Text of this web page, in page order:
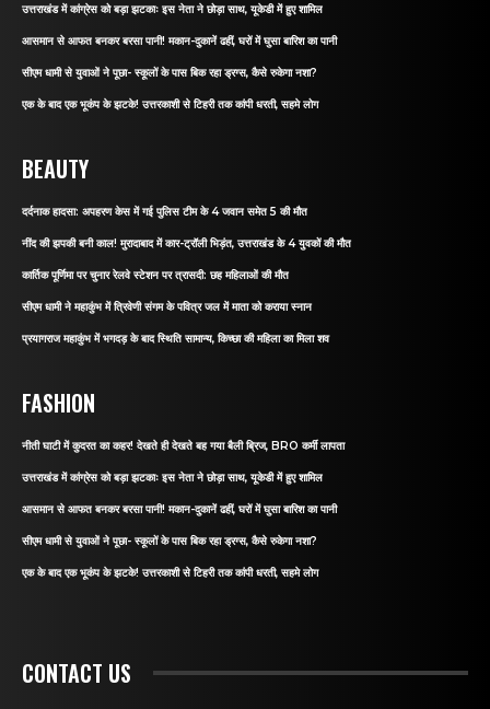
उत्तराखंड में कांग्रेस को बड़ा झटकाः इस नेता ने छोड़ा साथ, यूकेडी में हुए शामिल
आसमान से आफत बनकर बरसा पानी! मकान-दुकानें ढहीं, घरों में घुसा बारिश का पानी
सीएम धामी से युवाओं ने पूछा- स्कूलों के पास बिक रहा ड्रग्स, कैसे रुकेगा नशा?
एक के बाद एक भूकंप के झटके! उत्तरकाशी से टिहरी तक कांपी धरती, सहमे लोग
BEAUTY
दर्दनाक हादसा: अपहरण केस में गई पुलिस टीम के 4 जवान समेत 5 की मौत
नींद की झपकी बनी काल! मुरादाबाद में कार-ट्रॉली भिड़ंत, उत्तराखंड के 4 युवकों की मौत
कार्तिक पूर्णिमा पर चुनार रेलवे स्टेशन पर त्रासदी: छह महिलाओं की मौत
सीएम धामी ने महाकुंभ में त्रिवेणी संगम के पवित्र जल में माता को कराया स्नान
प्रयागराज महाकुंभ में भगदड़ के बाद स्थिति सामान्य, किच्छा की महिला का मिला शव
FASHION
नीती घाटी में कुदरत का कहर! देखते ही देखते बह गया बैली ब्रिज, BRO कर्मी लापता
उत्तराखंड में कांग्रेस को बड़ा झटकाः इस नेता ने छोड़ा साथ, यूकेडी में हुए शामिल
आसमान से आफत बनकर बरसा पानी! मकान-दुकानें ढहीं, घरों में घुसा बारिश का पानी
सीएम धामी से युवाओं ने पूछा- स्कूलों के पास बिक रहा ड्रग्स, कैसे रुकेगा नशा?
एक के बाद एक भूकंप के झटके! उत्तरकाशी से टिहरी तक कांपी धरती, सहमे लोग
CONTACT US